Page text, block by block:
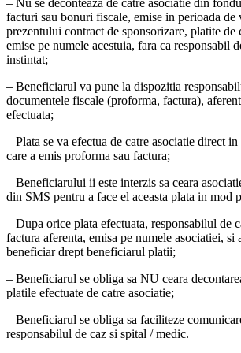
– Nu se deconteaza de catre asociatie din
facturi sau bonuri fiscale, emise in perioada de
prezentului contract de sponsorizare, platite de
emise pe numele acestuia, fara ca responsabil
instintat;
– Beneficiarul va pune la dispozitia
documentele fiscale (proforma, factura),
efectuata;
– Plata se va efectua de catre asociatie direct
care a emis proforma sau factura;
– Beneficiarului ii este interzis sa ceara
din SMS pentru a face el aceasta plata in mod
– Dupa orice plata efectuata, responsabilul de
factura aferenta, emisa pe numele asociatiei, si
beneficiar drept beneficiarul platii;
– Beneficiarul se obliga sa NU ceara
platile efectuate de catre asociatie;
– Beneficiarul se obliga sa faciliteze
responsabilul de caz si spital / medic.